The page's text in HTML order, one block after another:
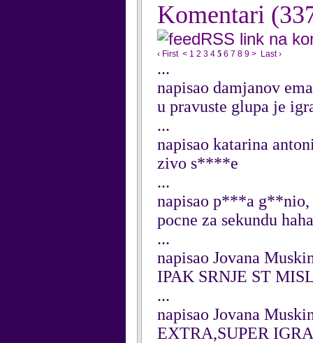
Komentari
RSS link na
‹ First < 1 2 3 4 5 6 7 8 9 > Last ›
...
napisao damjanov
u pravuste glupa je
...
napisao katarina
zivo s****e
...
napisao p***a g**nio,
pocne za sekundu
...
napisao Jovana
IPAK SRNJE ST
...
napisao Jovana
EXTRA,SUPER